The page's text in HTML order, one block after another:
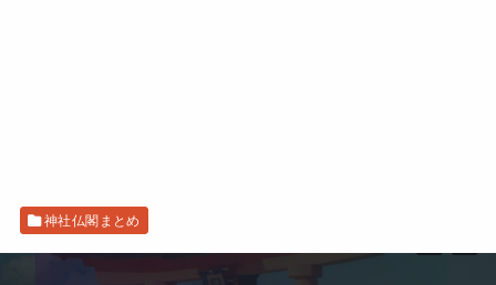
神社仏閣まとめ